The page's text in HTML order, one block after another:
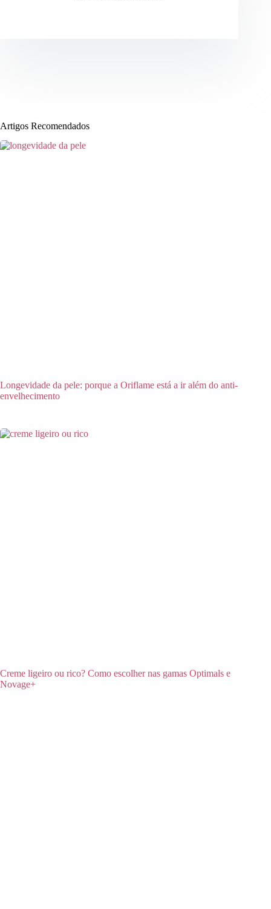
Artigos Recomendados
Longevidade da pele: porque a Oriflame está a ir além do anti-
envelhecimento
Creme ligeiro ou rico? Como escolher nas gamas Optimals e
Novage+